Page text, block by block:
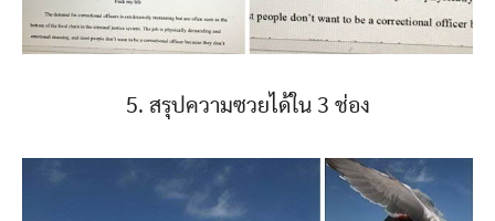
5. สรุปความซวยได้ใน 3 ช่อง